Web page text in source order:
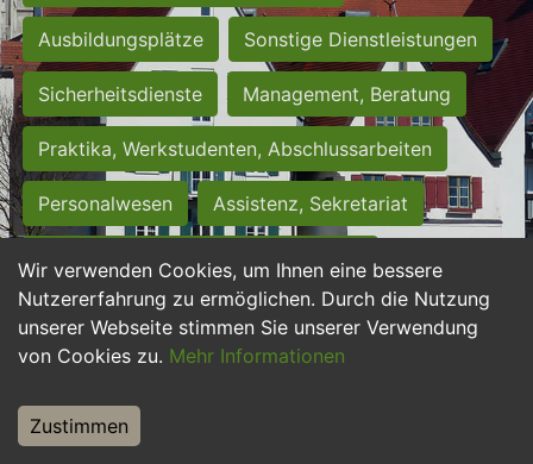
Wir verwenden Cookies, um Ihnen eine bessere
Nutzererfahrung zu ermöglichen. Durch die Nutzung
unserer Webseite stimmen Sie unserer Verwendung
von Cookies zu. Mehr Informationen
Zustimmen
Ausbildungsplätze Sonstige Dienstleistungen
Sicherheitsdienste Management, Beratung
Praktika, Werkstudenten, Abschlussarbeiten
Personalwesen Assistenz, Sekretariat
Hilfskräfte, Aushilfs- und Nebenjobs
Einkauf, Logistik, Materialwirtschaft
Weiterbildung, Studium, duale Ausbildung
Tourismus